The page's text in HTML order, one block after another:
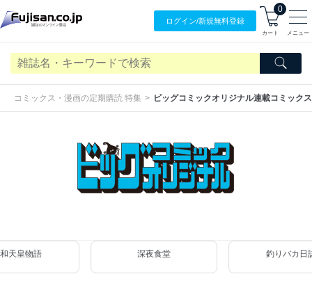
ログイン/新規無料登録
0
カート メニュー
コミックス・漫画の定期購読 特集 ビッグコミックオリジナル連載コミックス
皇物語 深夜食堂 釣りバカ日誌